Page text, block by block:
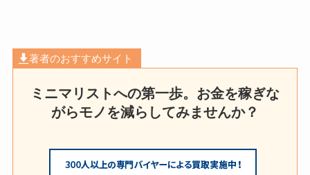
著者のおすすめサイト
ミニマリストへの第一歩。お金を稼ぎな
がらモノを減らしてみませんか？